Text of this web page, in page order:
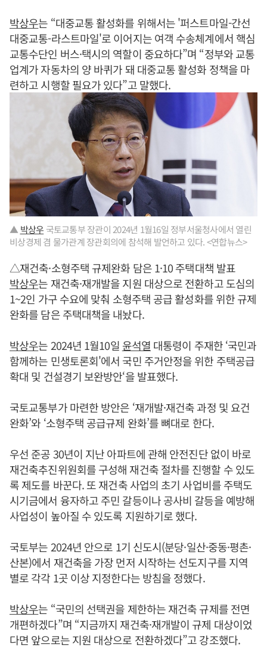
박상우는 “대중교통 활성화를 위해서는 '퍼스트마일-간선
대중교통-라스트마일'로 이어지는 여객 수송체계에서 핵심
교통수단인 버스·택시의 역할이 중요하다”며 “정부와 교통
업계가 자동차의 양 바퀴가 돼 대중교통 활성화 정책을 마
련하고 시행할 필요가 있다”고 말했다.
▲ 박상우 국토교통부 장관이 2024년 1월16일 정부서울청사에서 열린
비상경제 겸 물가관계 장관회의에 참석해 발언하고 있다. <연합뉴스>
△재건축·소형주택 규제완화 담은 1·10 주택대책 발표
박상우는 재건축·재개발을 지원 대상으로 전환하고 도심의
1~2인 가구 수요에 맞춰 소형주택 공급 활성화를 위한 규제
완화를 담은 주택대책을 내놨다.
박상우는 2024년 1월10일 윤석열 대통령이 주재한 ‘국민과
함께하는 민생토론회'에서 국민 주거안정을 위한 주택공급
확대 및 건설경기 보완방안‘을 발표했다.
국토교통부가 마련한 방안은 ‘재개발·재건축 과정 및 요건
완화’와 ‘소형주택 공급규제 완화’를 뼈대로 한다.
우선 준공 30년이 지난 아파트에 관해 안전진단 없이 바로
재건축추진위원회를 구성해 재건축 절차를 진행할 수 있도
록 제도를 바꾼다. 또 재건축 사업의 초기 사업비를 주택도
시기금에서 융자하고 주민 갈등이나 공사비 갈등을 예방해
사업성이 높아질 수 있도록 지원하기로 했다.
국토부는 2024년 안으로 1기 신도시(분당·일산·중동·평촌·
산본)에서 재건축을 가장 먼저 시작하는 선도지구를 지역
별로 각각 1곳 이상 지정한다는 방침을 정했다.
박상우는 “국민의 선택권을 제한하는 재건축 규제를 전면
개편하겠다”며 “지금까지 재건축·재개발이 규제 대상이었
다면 앞으로는 지원 대상으로 전환하겠다”고 강조했다.